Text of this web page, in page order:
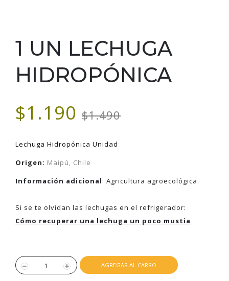
1 UN LECHUGA
HIDROPÓNICA
$1.190 $1.490
Lechuga Hidropónica Unidad
Origen: Maipú, Chile
Información adicional: Agricultura agroecológica.
Si se te olvidan las lechugas en el refrigerador:
Cómo recuperar una lechuga un poco mustia
AGREGAR AL CARRO